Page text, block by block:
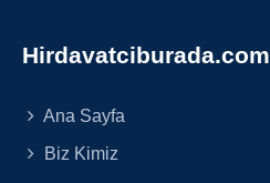
Hirdavatciburada.com
Ana Sayfa
Biz Kimiz